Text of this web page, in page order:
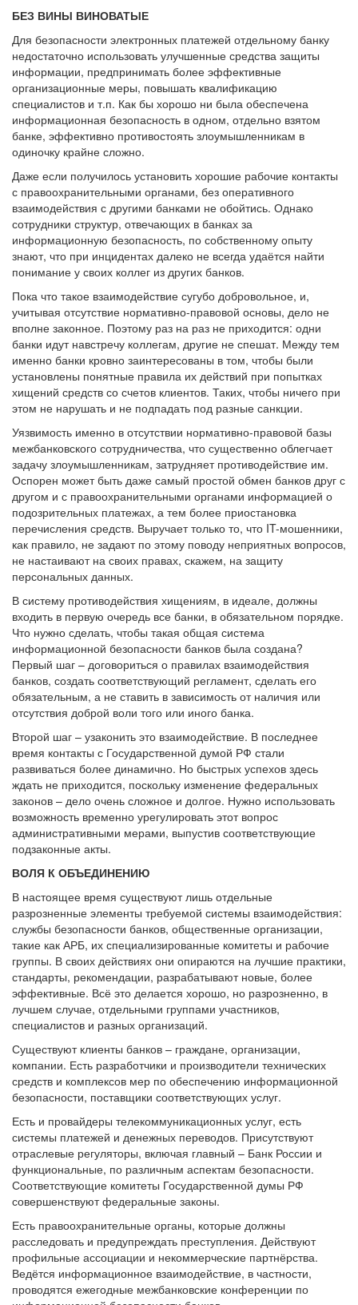
БЕЗ ВИНЫ ВИНОВАТЫЕ
Для безопасности электронных платежей отдельному банку
недостаточно использовать улучшенные средства защиты
информации, предпринимать более эффективные
организационные меры, повышать квалификацию
специалистов и т.п. Как бы хорошо ни была обеспечена
информационная безопасность в одном, отдельно взятом
банке, эффективно противостоять злоумышленникам в
одиночку крайне сложно.
Даже если получилось установить хорошие рабочие контакты
с правоохранительными органами, без оперативного
взаимодействия с другими банками не обойтись. Однако
сотрудники структур, отвечающих в банках за
информационную безопасность, по собственному опыту
знают, что при инцидентах далеко не всегда удаётся найти
понимание у своих коллег из других банков.
Пока что такое взаимодействие сугубо добровольное, и,
учитывая отсутствие нормативно-правовой основы, дело не
вполне законное. Поэтому раз на раз не приходится: одни
банки идут навстречу коллегам, другие не спешат. Между тем
именно банки кровно заинтересованы в том, чтобы были
установлены понятные правила их действий при попытках
хищений средств со счетов клиентов. Таких, чтобы ничего при
этом не нарушать и не подпадать под разные санкции.
Уязвимость именно в отсутствии нормативно-правовой базы
межбанковского сотрудничества, что существенно облегчает
задачу злоумышленникам, затрудняет противодействие им.
Оспорен может быть даже самый простой обмен банков друг с
другом и с правоохранительными органами информацией о
подозрительных платежах, а тем более приостановка
перечисления средств. Выручает только то, что IT-мошенники,
как правило, не задают по этому поводу неприятных вопросов,
не настаивают на своих правах, скажем, на защиту
персональных данных.
В систему противодействия хищениям, в идеале, должны
входить в первую очередь все банки, в обязательном порядке.
Что нужно сделать, чтобы такая общая система
информационной безопасности банков была создана?
Первый шаг – договориться о правилах взаимодействия
банков, создать соответствующий регламент, сделать его
обязательным, а не ставить в зависимость от наличия или
отсутствия доброй воли того или иного банка.
Второй шаг – узаконить это взаимодействие. В последнее
время контакты с Государственной думой РФ стали
развиваться более динамично. Но быстрых успехов здесь
ждать не приходится, поскольку изменение федеральных
законов – дело очень сложное и долгое. Нужно использовать
возможность временно урегулировать этот вопрос
административными мерами, выпустив соответствующие
подзаконные акты.
ВОЛЯ К ОБЪЕДИНЕНИЮ
В настоящее время существуют лишь отдельные
разрозненные элементы требуемой системы взаимодействия:
службы безопасности банков, общественные организации,
такие как АРБ, их специализированные комитеты и рабочие
группы. В своих действиях они опираются на лучшие практики,
стандарты, рекомендации, разрабатывают новые, более
эффективные. Всё это делается хорошо, но разрозненно, в
лучшем случае, отдельными группами участников,
специалистов и разных организаций.
Существуют клиенты банков – граждане, организации,
компании. Есть разработчики и производители технических
средств и комплексов мер по обеспечению информационной
безопасности, поставщики соответствующих услуг.
Есть и провайдеры телекоммуникационных услуг, есть
системы платежей и денежных переводов. Присутствуют
отраслевые регуляторы, включая главный – Банк России и
функциональные, по различным аспектам безопасности.
Соответствующие комитеты Государственной думы РФ
совершенствуют федеральные законы.
Есть правоохранительные органы, которые должны
расследовать и предупреждать преступления. Действуют
профильные ассоциации и некоммерческие партнёрства.
Ведётся информационное взаимодействие, в частности,
проводятся ежегодные межбанковские конференции по